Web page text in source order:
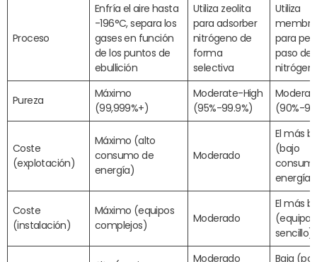
Proceso
Enfría el aire hasta
-196°C, separa los
gases en función
de los puntos de
ebullición
Utiliza zeolita
para adsorber
nitrógeno de
forma
selectiva
Utiliza
para
paso del
Pureza
Máximo
(99,999%+)
Moderate-High
(95%-99.9%)
(90%-
Coste
(explotación)
Máximo (alto
consumo de
energía)
Moderado
El más
(bajo
energía)
Coste
(instalación)
Máximo (equipos
complejos)
Moderado
El más
sencillo)
Moderado
Baja